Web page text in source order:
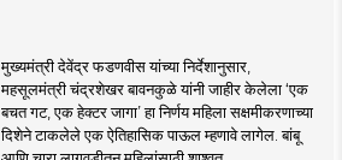
मुख्यमंत्री देवेंद्र फडणवीस यांच्या निर्देशानुसार,
महसूलमंत्री चंद्रशेखर बावनकुळे यांनी जाहीर केलेला ‘एक
बचत गट, एक हेक्टर जागा’ हा निर्णय महिला सक्षमीकरणाच्या
दिशेने टाकलेले एक ऐतिहासिक पाऊल म्हणावे लागेल. बांबू